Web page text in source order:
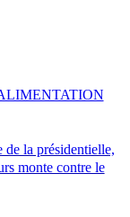
de la présidentielle,
monte contre le